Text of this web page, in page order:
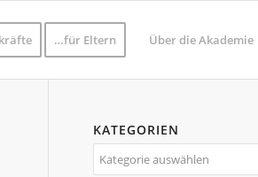
…für Eltern Über die Akademie
KATEGORIEN
Kategorien